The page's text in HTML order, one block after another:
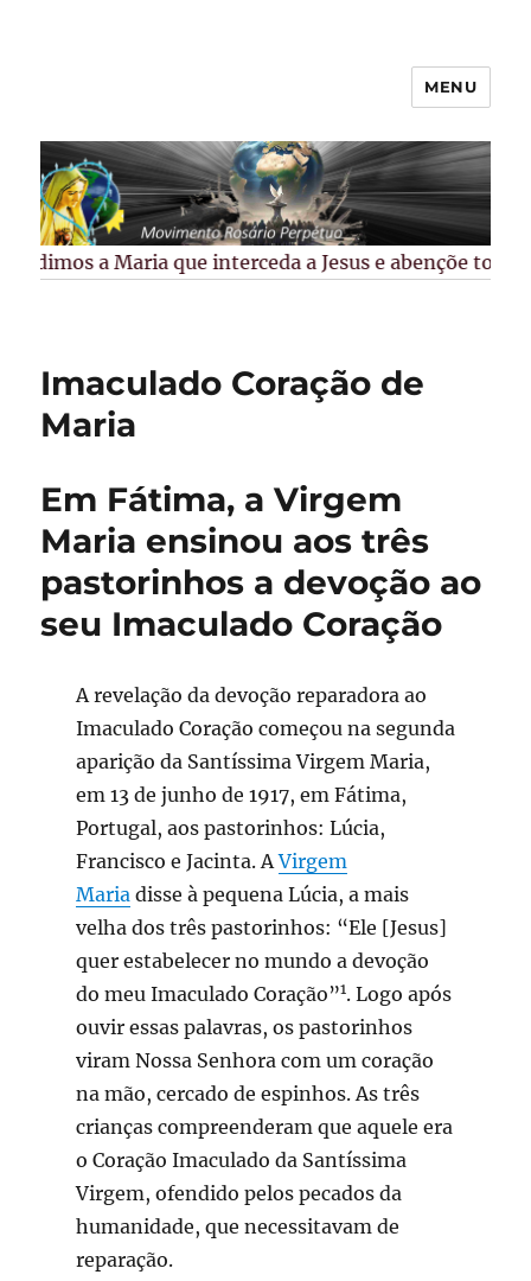
Guarapuava/PR
MENU
Pedimos a Maria que interceda a Jesus e abençõe
Imaculado Coração de
Maria
Em Fátima, a Virgem
Maria ensinou aos três
pastorinhos a devoção ao
seu Imaculado Coração
A revelação da devoção reparadora ao
Imaculado Coração começou na segunda
aparição da Santíssima Virgem Maria,
em 13 de junho de 1917, em Fátima,
Portugal, aos pastorinhos: Lúcia,
Francisco e Jacinta. AVirgem
Mariadisse à pequena Lúcia, a mais
velha dos três pastorinhos: “Ele [Jesus]
quer estabelecer no mundo a devoção
do meu Imaculado Coração”1. Logo após
ouvir essas palavras, os pastorinhos
viram Nossa Senhora com um coração
na mão, cercado de espinhos. As três
crianças compreenderam que aquele era
o Coração Imaculado da Santíssima
Virgem, ofendido pelos pecados da
humanidade, que necessitavam de
reparação.